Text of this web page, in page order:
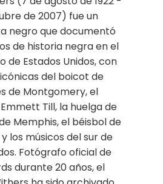
de 2007) fue un
negro que documentó
de historia negra en el
de Estados Unidos, con
del boicot de
de Montgomery, el
Till, la huelga de
Memphis, el béisbol de
los músicos del sur de
Fotógrafo oficial de
durante 20 años, el